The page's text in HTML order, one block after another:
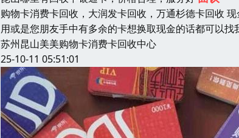
购物卡消费卡回收，大润发卡回收，万通杉德卡回收
用或是您朋友手中有多余的卡想换取现金的话都可以
苏州昆山美美购物卡消费卡回收中心
25-10-11 05:51:01